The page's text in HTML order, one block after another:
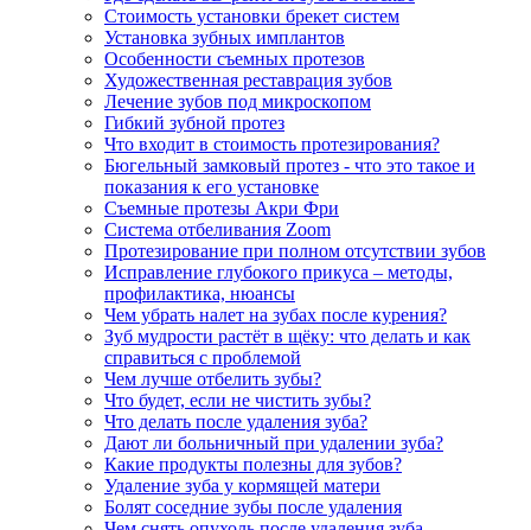
Стоимость установки брекет систем
Установка зубных имплантов
Особенности съемных протезов
Художественная реставрация зубов
Лечение зубов под микроскопом
Гибкий зубной протез
Что входит в стоимость протезирования?
Бюгельный замковый протез - что это такое и
показания к его установке
Съемные протезы Акри Фри
Система отбеливания Zoom
Протезирование при полном отсутствии зубов
Исправление глубокого прикуса – методы,
профилактика, нюансы
Чем убрать налет на зубах после курения?
Зуб мудрости растёт в щёку: что делать и как
справиться с проблемой
Чем лучше отбелить зубы?
Что будет, если не чистить зубы?
Что делать после удаления зуба?
Дают ли больничный при удалении зуба?
Какие продукты полезны для зубов?
Удаление зуба у кормящей матери
Болят соседние зубы после удаления